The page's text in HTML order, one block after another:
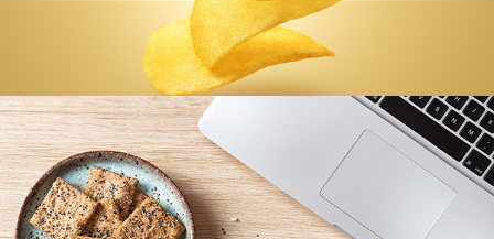
CHIPS